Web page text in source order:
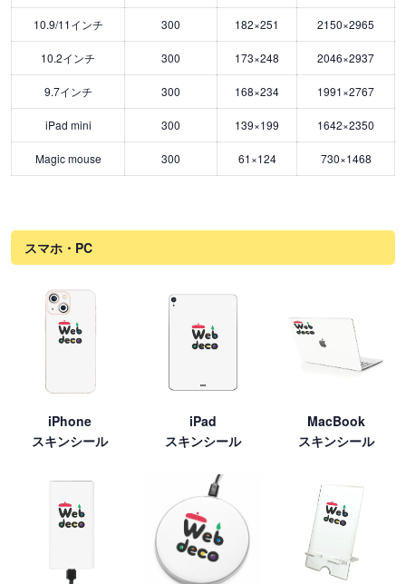
10.9/11インチ 300 182×251 2150×2965
10.2インチ 300 173×248 2046×2937
9.7インチ 300 168×234 1991×2767
iPad mini 300 139×199 1642×2350
Magic mouse 300 61×124 730×1468
スマホ・PC
iPhone
スキンシール
iPad
スキンシール
MacBook
スキンシール